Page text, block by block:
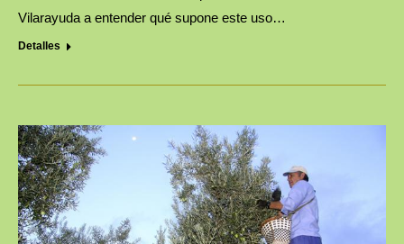
Vilarayuda a entender qué supone este uso…
Detalles